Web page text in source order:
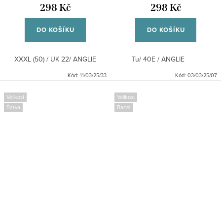
298 Kč
DO KOŠÍKU
XXXL (50) / UK 22/ ANGLIE
Kód: 11/03/25/33
298 Kč
DO KOŠÍKU
Tu/ 40E / ANGLIE
Kód: 03/03/25/07
Velikost
Barva
Velikost
Barva